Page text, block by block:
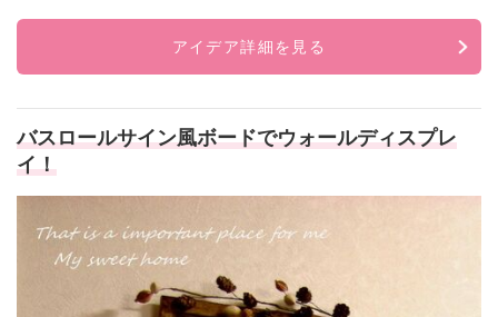
アイデア詳細を見る
バスロールサイン風ボードでウォールディスプレ
イ！